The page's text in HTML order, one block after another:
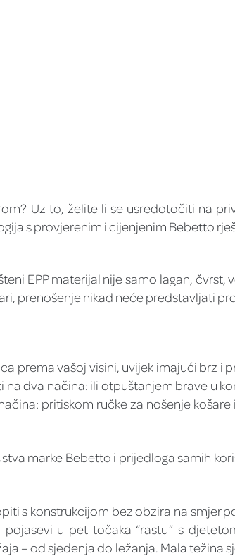
Uz to, želite li se usredotočiti na
s provjerenim i cijenjenim Bebetto
EPP materijal nije samo lagan, čvrst,
prenošenje nikad neće predstavljati
prema vašoj visini, uvijek imajući brz i
dva načina: ili otpuštanjem brave u
pritiskom ručke za nošenje
marke Bebetto i prijedloga samih
s konstrukcijom bez obzira na smjer
u pet točaka “rastu” s
– od sjedenja do ležanja. Mala težina